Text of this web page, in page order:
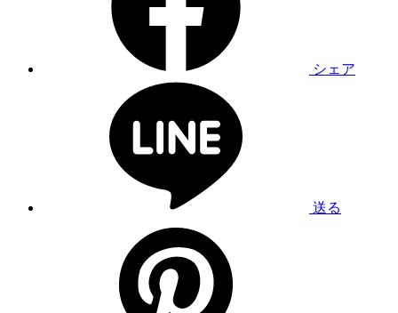
シェア
送る